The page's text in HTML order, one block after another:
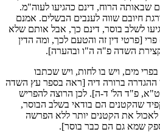
שבאותה הרוח, דינם כהגיעו לעוה"מ.
חיובם שווה לענבים הבשלים. אמנם
לשלב בוסר, דינם כך, אבל אותם שלא
[פרטי דין זה והטעם לכך, ומה הדין
השדה פ"ה ה"ו ובהערה].
מים, ויש בו לחות, ויש שכתבו
ההגדרה ברורה דיה [ראה בספר עץ השדה
פ"ד הל' ד-ה]. לכן הרוצה להפריש
שהקטנים הם בודאי בשלב הבוסר,
לאכול את הקטנים יותר ללא הפרשה
שמא גם הם כבר בוסר].